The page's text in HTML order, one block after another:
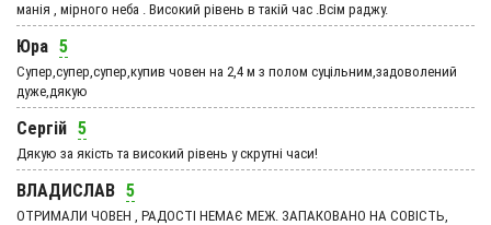
манія , мірного неба . Високий рівень в такій час .Всім раджу.
Юра 5
Супер,супер,супер,купив човен на 2,4 м з полом суцільним,задоволений
дуже,дякую
Сергій 5
Дякую за якість та високий рівень у скрутні часи!
ВЛАДИСЛАВ 5
ОТРИМАЛИ ЧОВЕН , РАДОСТІ НЕМАЄ МЕЖ. ЗАПАКОВАНО НА СОВІСТЬ,